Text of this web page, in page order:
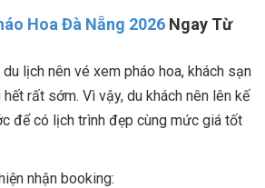
Hoa Đà Nẵng 2026 Ngay Từ
lịch nên vé xem pháo hoa, khách sạn
rất sớm. Vì vậy, du khách nên lên kế
để có lịch trình đẹp cùng mức giá tốt
nhận booking: